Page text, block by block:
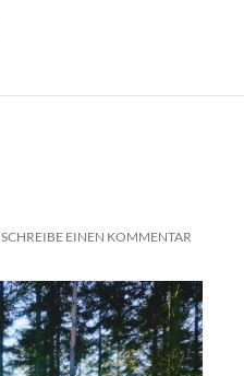
SCHREIBE EINEN KOMMENTAR